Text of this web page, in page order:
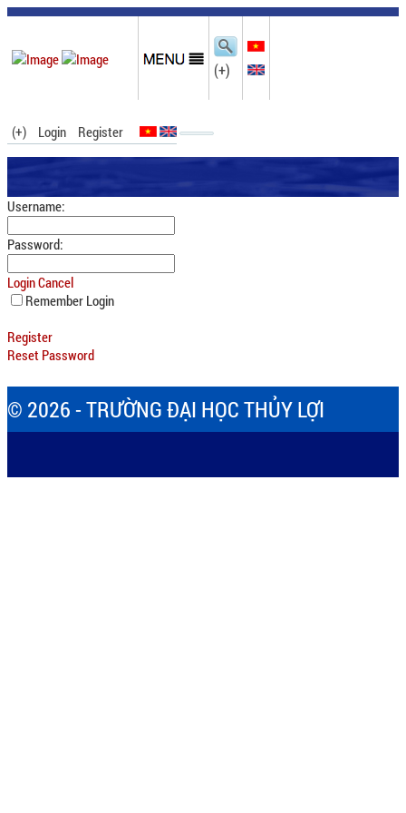
(+)
(+) Login Register
Username:
Password:
LoginCancel
Remember Login
Register
Reset Password
© 2026 - TRƯỜNG ĐẠI HỌC THỦY LỢI